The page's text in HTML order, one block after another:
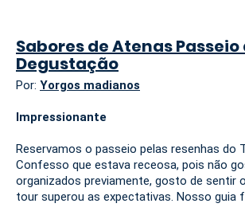
Sabores de Atenas Passeio
Degustação
Por: Yorgos madianos
Impressionante
Reservamos o passeio pelas resenhas do
Confesso que estava receosa, pois não
organizados previamente, gosto de sentir
tour superou as expectativas. Nosso guia